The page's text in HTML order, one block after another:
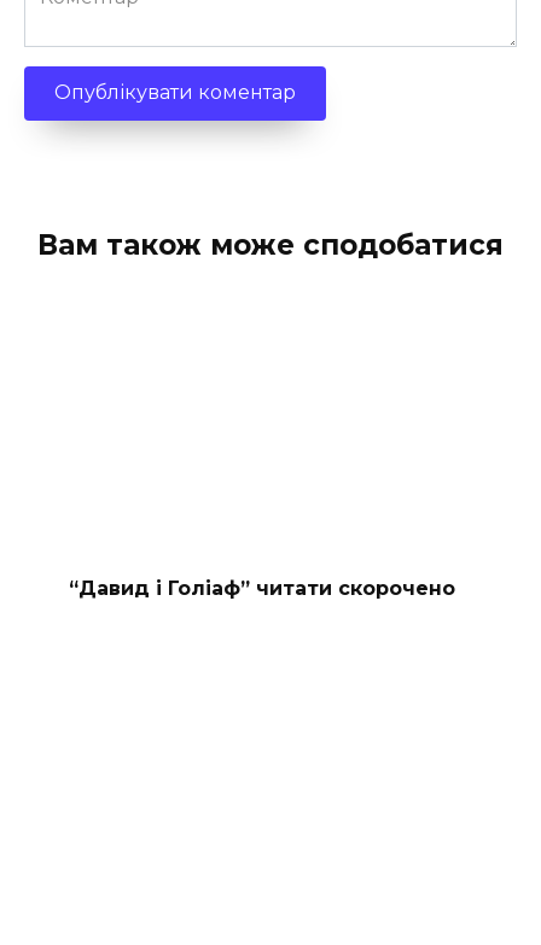
Вам також може сподобатися
“Давид і Голіаф” читати скорочено